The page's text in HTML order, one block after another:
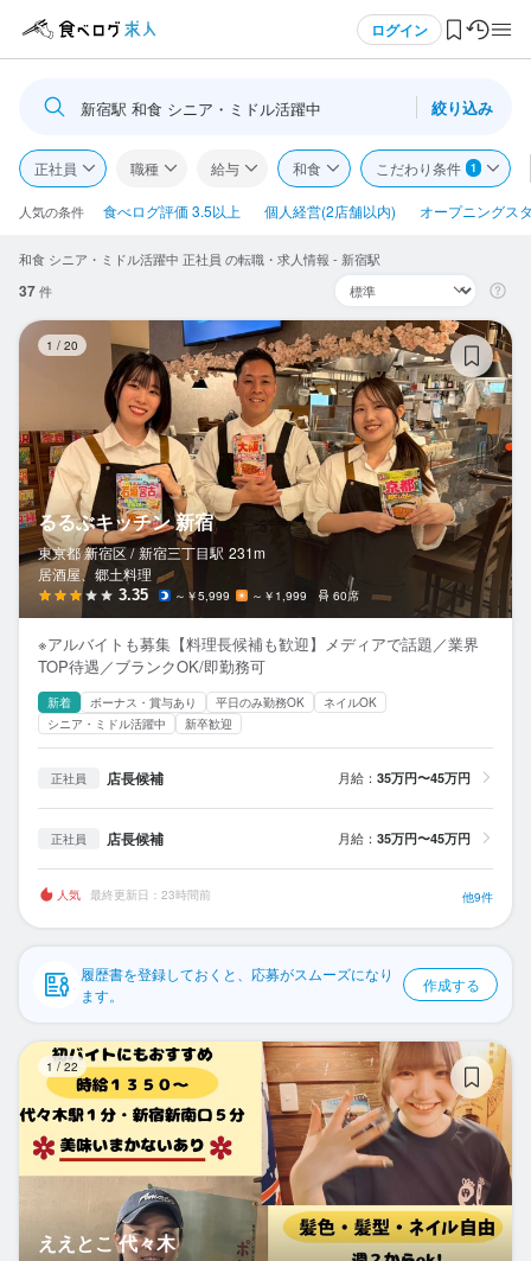
ログイン
ログイン・無料会員登録
食べログ求人TOP
求人検索
閲覧履歴
気になる求人
検索履歴・保存した条件
応募履歴
WEB履歴書
スカウト・メルマガ受信設定
ヘルプ・お問い合わせフォーム
食べログ求人PRESS
プライバシーポリシー
利用規約
企業情報
新宿駅 和食 シニア・ミドル活躍中 絞り込み
正社員 職種 給与 和食 こだわり条件 1
人気の条件 食べログ評価 3.5以上 個人経営(2店舗以内) オープニングス
和食 シニア・ミドル活躍中 正社員 の転職・求人情報 - 新宿駅
37件
1 / 20
るるぶキッチン 新宿
東京都 新宿区 / 新宿三丁目駅 231m
居酒屋、郷土料理
3.35 ～￥5,999 ～￥1,999 60席
※アルバイトも募集【料理長候補も歓迎】メディアで話題／業界
TOP待遇／ブランクOK/即勤務可
新着 ボーナス・賞与あり 平日のみ勤務OK
ネイルOK
シニア・ミドル活躍中
新卒歓迎
正社員 店長候補 月給： 35万円〜45万円
正社員 店長候補 月給： 35万円〜45万円
人気 最終更新日：23時間前 他9件
履歴書を登録しておくと、応募がスムーズになり
ます。
作成する
1 /22
ええとこ 代々木